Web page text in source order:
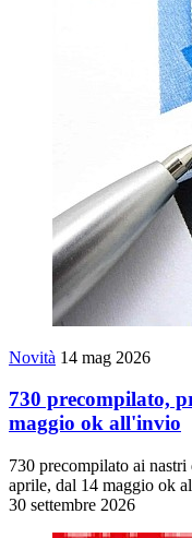
Novità 14 mag 2026
730 precompilato,
maggio ok all'invio
730 precompilato ai
aprile, dal 14 maggio ok
30 settembre 2026